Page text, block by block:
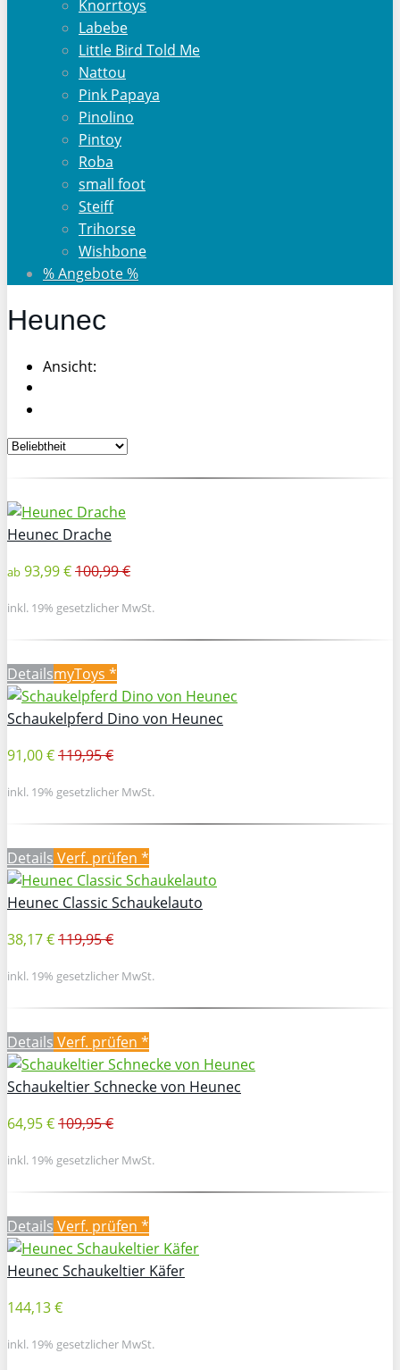
Knorrtoys
Labebe
Little Bird Told Me
Nattou
Pink Papaya
Pinolino
Pintoy
Roba
small foot
Steiff
Trihorse
Wishbone
% Angebote %
Heunec
Ansicht:
Heunec Drache
ab 93,99 €100,99 €
inkl. 19% gesetzlicher MwSt.
DetailsmyToys *
Schaukelpferd Dino von Heunec
91,00 €119,95 €
inkl. 19% gesetzlicher MwSt.
Details Verf. prüfen *
Heunec Classic Schaukelauto
38,17 €119,95 €
inkl. 19% gesetzlicher MwSt.
Details Verf. prüfen *
Schaukeltier Schnecke von Heunec
64,95 €109,95 €
inkl. 19% gesetzlicher MwSt.
Details Verf. prüfen *
Heunec Schaukeltier Käfer
144,13 €
inkl. 19% gesetzlicher MwSt.